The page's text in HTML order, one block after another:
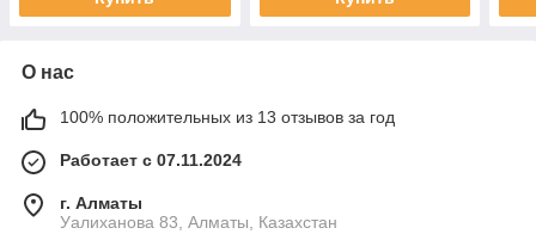
О нас
100% положительных из 13 отзывов за год
Работает с 07.11.2024
г. Алматы
Уалиханова 83, Алматы, Казахстан